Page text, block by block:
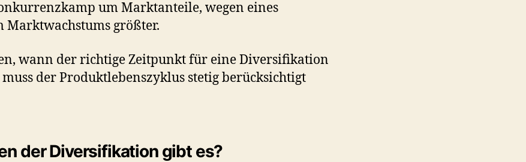
um Marktanteile, wegen eines
Marktwachstums größter.
wann der richtige Zeitpunkt für eine Diversifikation
der Produktlebenszyklus stetig berücksichtigt
der Diversifikation gibt es?